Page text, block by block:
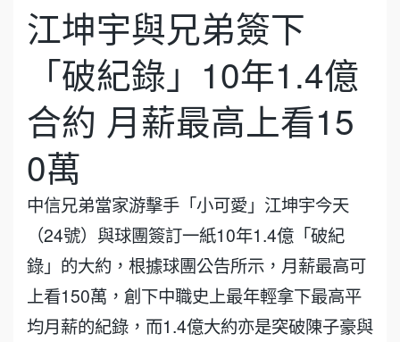
江坤宇與兄弟簽下
「破紀錄」10年1.4億
合約 月薪最高上看15
0萬
中信兄弟當家游擊手「小可愛」江坤宇今天
（24號）與球團簽訂一紙10年1.4億「破紀
錄」的大約，根據球團公告所示，月薪最高可
上看150萬，創下中職史上最年輕拿下最高平
均月薪的紀錄，而1.4億大約亦是突破陳子豪與